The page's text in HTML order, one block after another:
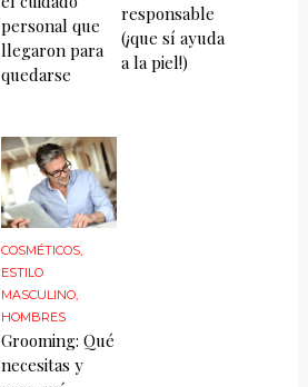
personal que
llegaron para
quedarse
responsable
(¡que sí ayuda
a la piel!)
COSMÉTICOS,
ESTILO
MASCULINO,
HOMBRES
Grooming: Qué
necesitas y